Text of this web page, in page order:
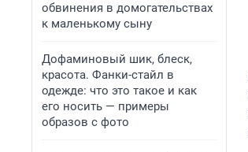
обвинения в домогательствах
к маленькому сыну
Дофаминовый шик, блеск,
красота. Фанки-стайл в
одежде: что это такое и как
его носить — примеры
образов с фото